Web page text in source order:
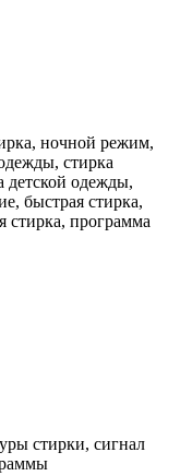
ночной режим,
стирка
детской одежды,
быстрая стирка,
стирка, программа
стирки, сигнал